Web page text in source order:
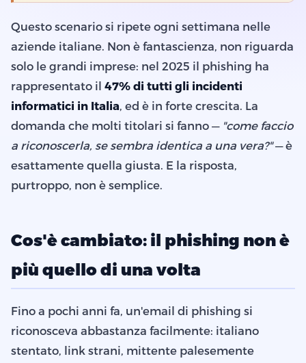
Questo scenario si ripete ogni settimana nelle
aziende italiane. Non è fantascienza, non riguarda
solo le grandi imprese: nel 2025 il phishing ha
rappresentato il 47% di tutti gli incidenti
informatici in Italia , ed è in forte crescita. La
domanda che molti titolari si fanno — "come faccio
a riconoscerla, se sembra identica a una vera?"— è
esattamente quella giusta. E la risposta,
purtroppo, non è semplice.
Cos'è cambiato: il phishing non è
più quello di una volta
Fino a pochi anni fa, un'email di phishing si
riconosceva abbastanza facilmente: italiano
stentato, link strani, mittente palesemente